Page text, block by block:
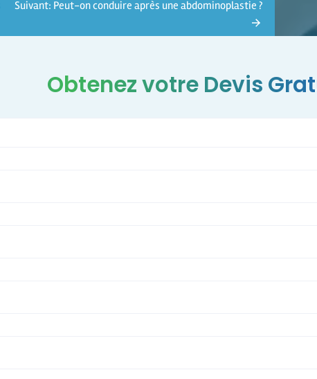
Suivant: Peut-on conduire après une abdominoplastie ?
Obtenez votre Devis